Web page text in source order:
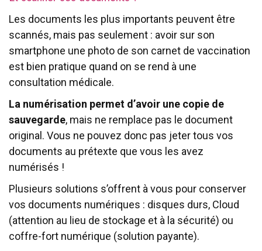
Les documents les plus importants peuvent être
scannés, mais pas seulement : avoir sur son
smartphone une photo de son carnet de vaccination
est bien pratique quand on se rend à une
consultation médicale.
La numérisation permet d’avoir une copie de
sauvegarde, mais ne remplace pas le document
original. Vous ne pouvez donc pas jeter tous vos
documents au prétexte que vous les avez
numérisés !
Plusieurs solutions s’offrent à vous pour conserver
vos documents numériques : disques durs, Cloud
(attention au lieu de stockage et à la sécurité) ou
coffre-fort numérique (solution payante).